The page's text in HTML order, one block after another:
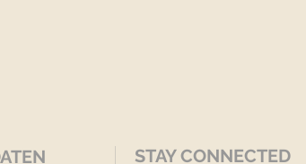
STAY CONNECTED